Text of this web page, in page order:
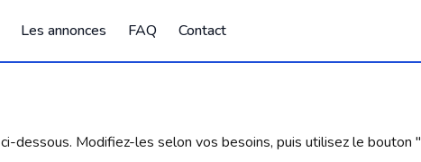
Les annonces FAQ Contact
dessous. Modifiez-les selon vos besoins, puis utilisez le bouton "